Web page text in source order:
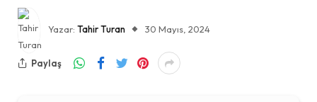
Yazar: Tahir Turan 30 Mayıs, 2024
Paylaş